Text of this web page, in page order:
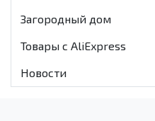
Загородный дом
Товары с AliExpress
Новости